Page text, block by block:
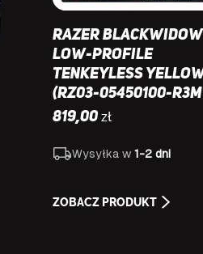
Razer BlackWidow
Low-Profile
Tenkeyless Yellow
(RZ03-05450100-
819,00 zł
Wysyłka w 1-2 dni
ZOBACZ PRODUKT